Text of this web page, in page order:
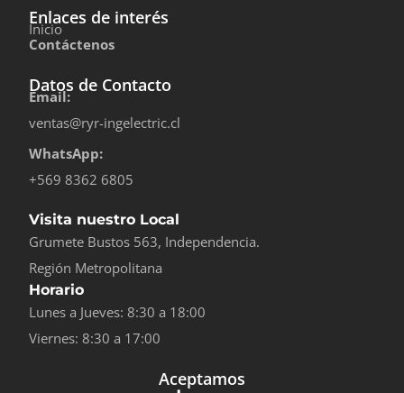
Enlaces de interés
Inicio
Contáctenos
Datos de Contacto
Email:
ventas@ryr-ingelectric.cl
WhatsApp:
+569 8362 6805
Visita nuestro Local
Grumete Bustos 563, Independencia.
Región Metropolitana
Horario
Lunes a Jueves: 8:30 a 18:00
Viernes: 8:30 a 17:00
Aceptamos